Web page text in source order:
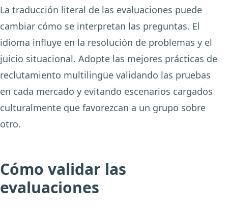
La traducción literal de las evaluaciones puede
cambiar cómo se interpretan las preguntas. El
idioma influye en la resolución de problemas y el
juicio situacional. Adopte las mejores prácticas de
reclutamiento multilingüe validando las pruebas
en cada mercado y evitando escenarios cargados
culturalmente que favorezcan a un grupo sobre
otro.
Cómo validar las
evaluaciones